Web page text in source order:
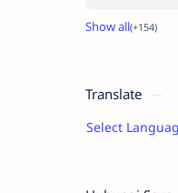
Translate
Select